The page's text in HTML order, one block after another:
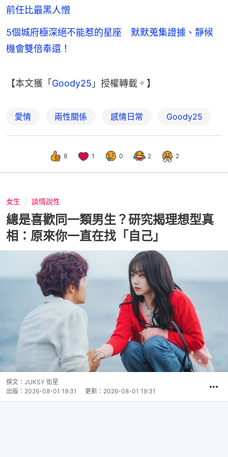
前任比最黑人憎
5個城府極深絕不能惹的星座 默默蒐集證據、靜候
機會雙倍奉還！
【本文獲「 Goody25 」授權轉載。】
愛情 兩性關係 感情日常 Goody25
8 1 0 2 2
女生 談情說性
總是喜歡同一類男生？研究揭理想型真
相：原來你一直在找「自己」
撰文： JUKSY 街星
出版： 2026-08-01 19:31 更新： 2026-08-01 19:31